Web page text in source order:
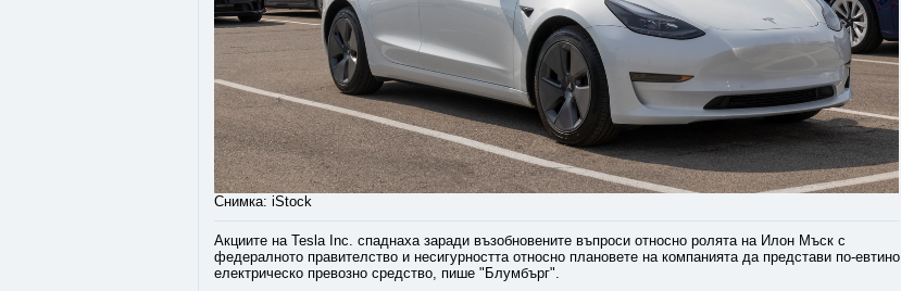
Снимка: iStock
Акциите на Tesla Inc. спаднаха заради възобновените въпроси относно ролята на Илон Мъск с
федералното правителство и несигурността относно плановете на компанията да представи по-евтино
електрическо превозно средство, пише "Блумбърг".